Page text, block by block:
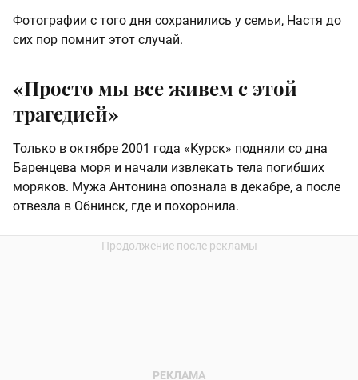
Фотографии с того дня сохранились у семьи, Настя до
сих пор помнит этот случай.
«Просто мы все живем с этой
трагедией»
Только в октябре 2001 года «Курск» подняли со дна
Баренцева моря и начали извлекать тела погибших
моряков. Мужа Антонина опознала в декабре, а после
отвезла в Обнинск, где и похоронила.